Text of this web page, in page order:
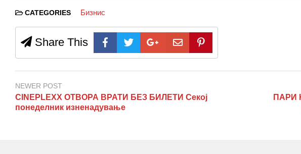
CATEGORIES Бизнис
Share This
NEWER POST
CINEPLEXX ОТВОРА ВРАТИ БЕЗ БИЛЕТИ Секој
понеделник изненадување
ПАРИ